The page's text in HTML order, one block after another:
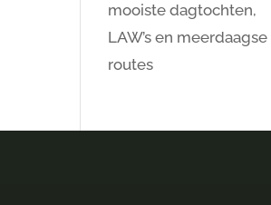
mooiste dagtochten,
LAW’s en meerdaagse
routes